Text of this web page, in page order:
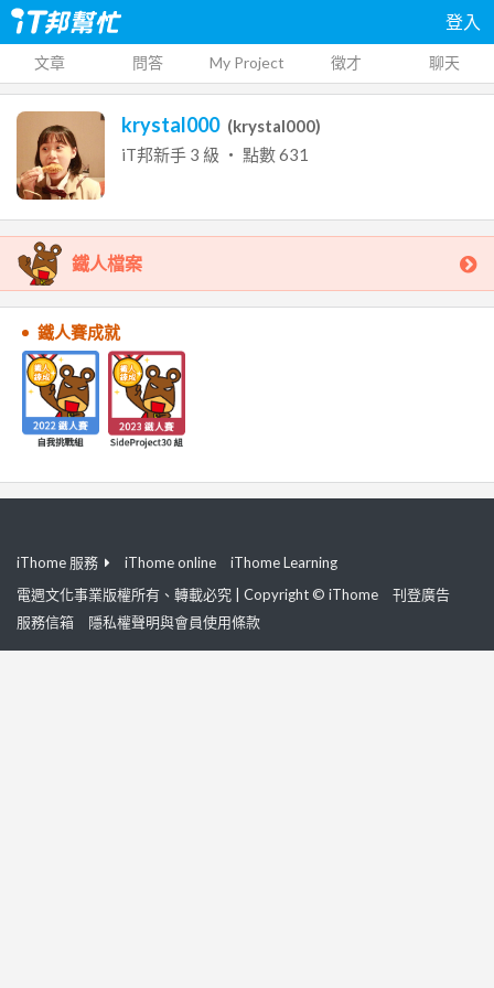
登入
文章 問答 My Project 徵才 聊天
krystal000 (krystal000)
iT邦新手 3 級 ‧ 點數631
鐵人檔案
鐵人賽成就
iThome 服務 iThome online
iThome Learning
電週文化事業版權所有、轉載必究 | Copyright © iThome
刊登廣告
服務信箱
隱私權聲明與會員使用條款